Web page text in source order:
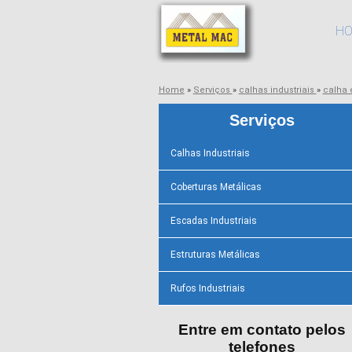
Home » Serviços » calhas industriais » calha
Serviços
Calhas Industriais
Coberturas Metálicas
Escadas Industriais
Estruturas Metálicas
Rufos Industriais
Entre em contato pelos
telefones